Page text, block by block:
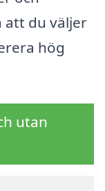
att du väljer
hög
utan